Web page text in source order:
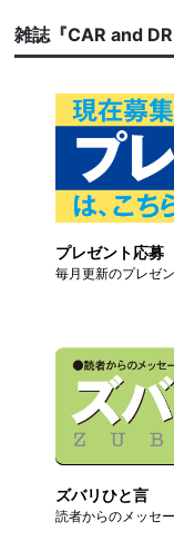
雑誌『CAR and
プレゼント応募
毎月更新のプレゼ
ズバリひと言
読者からのメッセ